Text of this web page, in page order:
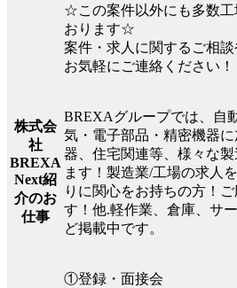
☆この案件以外にも多数工
おります☆
案件・求人に関するご相
お気軽にご連絡ください！
株式会
社
BREXA
Next紹
介のお
仕事
BREXAグループでは、自
気・電子部品・精密機器
器、住宅関連等、様々な
ます！製造業/工場の求人
りに関心をお持ちの方！
す！他.軽作業、倉庫、サ
ど掲載中です。
①登録・面接会